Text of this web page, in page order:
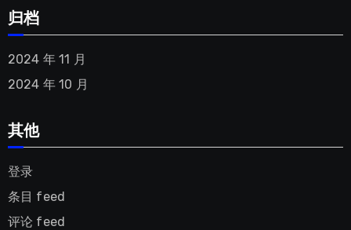
归档
2024 年 11 月
2024 年 10 月
其他
登录
条目 feed
评论 feed